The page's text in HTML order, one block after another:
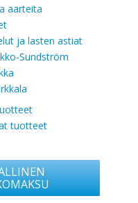
aarteita
ja lasten astiat
Sundström
tuotteet